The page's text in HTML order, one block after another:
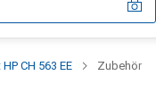
CH 563 EE Zubehör